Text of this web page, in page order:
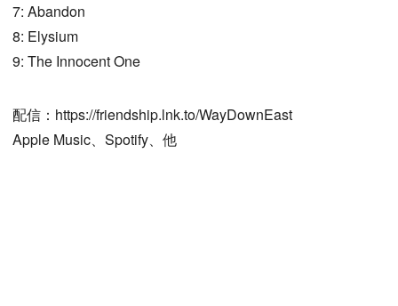
7: Abandon
8: Elysium
9: The Innocent One
配信：https://friendship.lnk.to/WayDownEast
Apple Music、Spotify、他